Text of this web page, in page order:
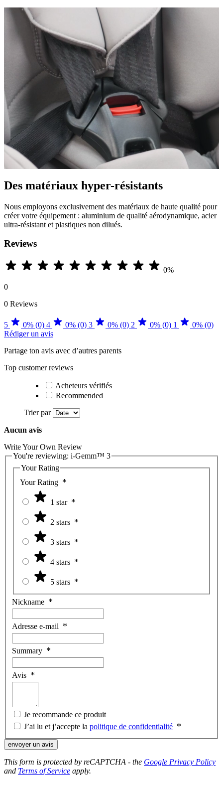
Des matériaux hyper-résistants
Nous employons exclusivement des matériaux de haute qualité pour
créer votre équipement : aluminium de qualité aérodynamique, acier
ultra-résistant et plastiques non dilués.
Reviews
0%
0
0 Reviews
5 0% (0) 4 0% (0) 3 0% (0) 2 0% (0) 1
0% (0)
Rédiger un avis
Partage ton avis avec d’autres parents
Top customer reviews
Acheteurs vérifiés
Recommended
Trier par
Aucun avis
Write Your Own Review
You're reviewing: i-Gemm™ 3
Your Rating
Your Rating
1 star
2 stars
3 stars
4 stars
5 stars
Nickname
Adresse e-mail
Summary
Avis
Je recommande ce produit
J’ai lu et j’accepte la politique de confidentialité
envoyer un avis
This form is protected by reCAPTCHA - the Google Privacy Policy
and Terms of Service apply.